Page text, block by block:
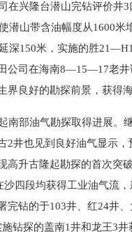
兴隆台潜山完钻评价井
潜山带含油幅度从1600
深150米，实施的胜
公司在海南8—15—17老井
界良好的勘探前景，获得
部油气勘探取得进展。
2井也见到良好油气显示
高升古隆起勘探的首次突
四段均获得工业油气流
完钻的于103井、红24井
钻探的盖南1井和龙王3